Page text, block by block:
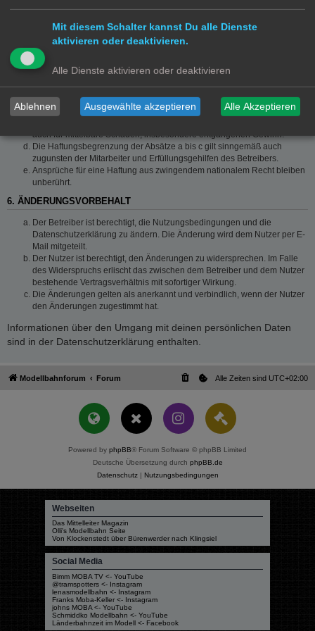
grob fahrlässigem Verhalten oder bei Schäden aus der Verletzung von
Vertragspflichten (Kardinalpflichten) auf die bei Vertragsschluss
typischerweise vorhersehbaren Schäden und im übrigen der Höhe nach
auf die vertragstypischen Durchschnittsschäden begrenzt. Dies gilt auch
für mittelbare Folgeschäden wie insbesondere entgangenen Gewinn.
Die Haftung ist gegenüber Unternehmern außer bei der Verletzung von
Leben, Körper und Gesundheit oder vorsätzlichem oder grob
fahrlässigem Verhalten des Betreibers auf die bei Vertragsschluss
typischerweise vorhersehbaren Schäden und im Übrigen der Höhe
auch für mittelbare Schäden, insbesondere entgangenen Gewinn.
Die Haftungsbegrenzung der Absätze a bis c gilt sinngemäß auch
zugunsten der Mitarbeiter und Erfüllungsgehilfen des Betreibers.
Ansprüche für eine Haftung aus zwingendem nationalem Recht bleiben
unberührt.
6. ÄNDERUNGSVORBEHALT
Der Betreiber ist berechtigt, die Nutzungsbedingungen und die
Datenschutzerklärung zu ändern. Die Änderung wird dem Nutzer per E-
Mail mitgeteilt.
Der Nutzer ist berechtigt, den Änderungen zu widersprechen. Im Falle
des Widerspruchs erlischt das zwischen dem Betreiber und dem Nutzer
bestehende Vertragsverhältnis mit sofortiger Wirkung.
Die Änderungen gelten als anerkannt und verbindlich, wenn der Nutzer
den Änderungen zugestimmt hat.
Informationen über den Umgang mit deinen persönlichen Daten
sind in der Datenschutzerklärung enthalten.
Modellbahnforum Forum Alle Zeiten sind UTC+02:00
Powered by phpBB® Forum Software © phpBB Limited
Deutsche Übersetzung durch phpBB.de
Datenschutz| Nutzungsbedingungen
Webseiten
Das Mittelleiter Magazin
Olli's Modellbahn Seite
Von Klockenstedt über Bürenwerder nach Klingsiel
Social Media
Bimm MOBA TV <- YouTube
@tramspotters <- Instagram
lenasmodellbahn <- Instagram
Franks Moba-Keller <- Instagram
johns MOBA <- YouTube
Schmiddko Modellbahn <- YouTube
Länderbahnzeit im Modell <- Facebook
Mit diesem Schalter kannst Du alle Dienste
aktivieren oder deaktivieren.
Alle Dienste aktivieren oder deaktivieren
Ablehnen Ausgewählte akzeptieren Alle Akzeptieren